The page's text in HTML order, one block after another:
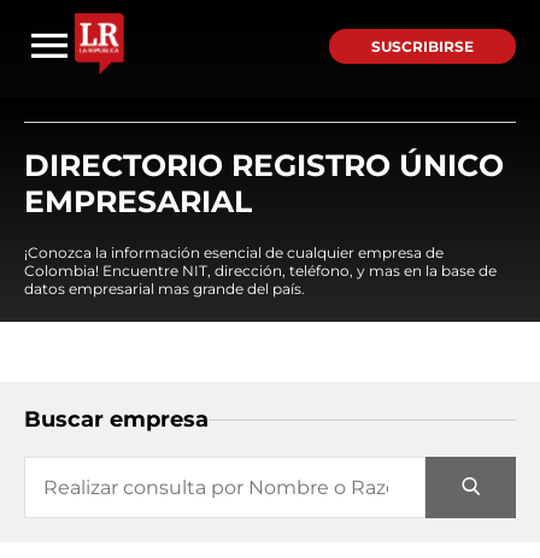
SUSCRIBIRSE
DIRECTORIO REGISTRO ÚNICO
EMPRESARIAL
¡Conozca la información esencial de cualquier empresa de
Colombia! Encuentre NIT, dirección, teléfono, y mas en la base de
datos empresarial mas grande del país.
Buscar empresa